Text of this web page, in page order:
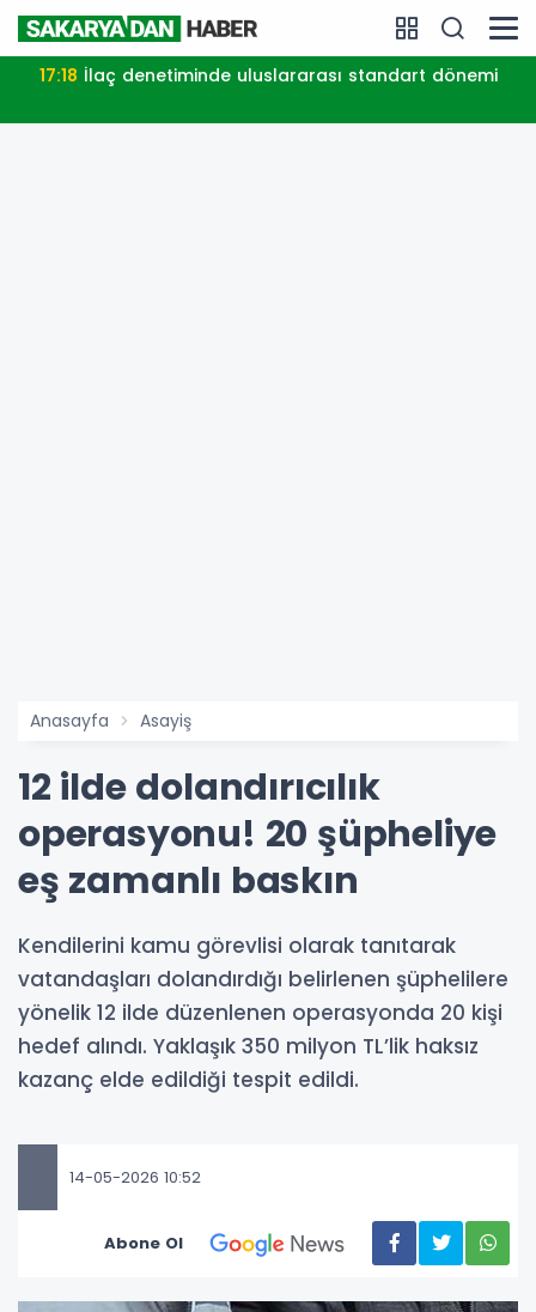
17:18 İlaç denetiminde uluslararası standart dönemi
Anasayfa Asayiş
12 ilde dolandırıcılık
operasyonu! 20 şüpheliye
eş zamanlı baskın
Kendilerini kamu görevlisi olarak tanıtarak
vatandaşları dolandırdığı belirlenen şüphelilere
yönelik 12 ilde düzenlenen operasyonda 20 kişi
hedef alındı. Yaklaşık 350 milyon TL’lik haksız
kazanç elde edildiği tespit edildi.
14-05-2026 10:52
Abone Ol